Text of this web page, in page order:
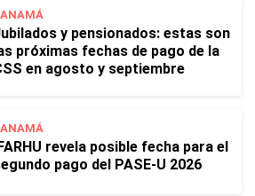
y pensionados: estas son
próximas fechas de pago de la
en agosto y septiembre
revela posible fecha para el
pago del PASE-U 2026